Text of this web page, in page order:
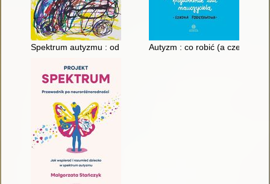
Spektrum autyzmu : od diagnozy i terapii do integracji i inkluzji
Autyzm : co robić (a czego nie)